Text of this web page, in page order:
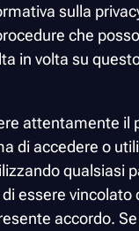
sulla
che
in volta su
attentamente il
di accedere o
qualsiasi
essere vincolato
accordo.